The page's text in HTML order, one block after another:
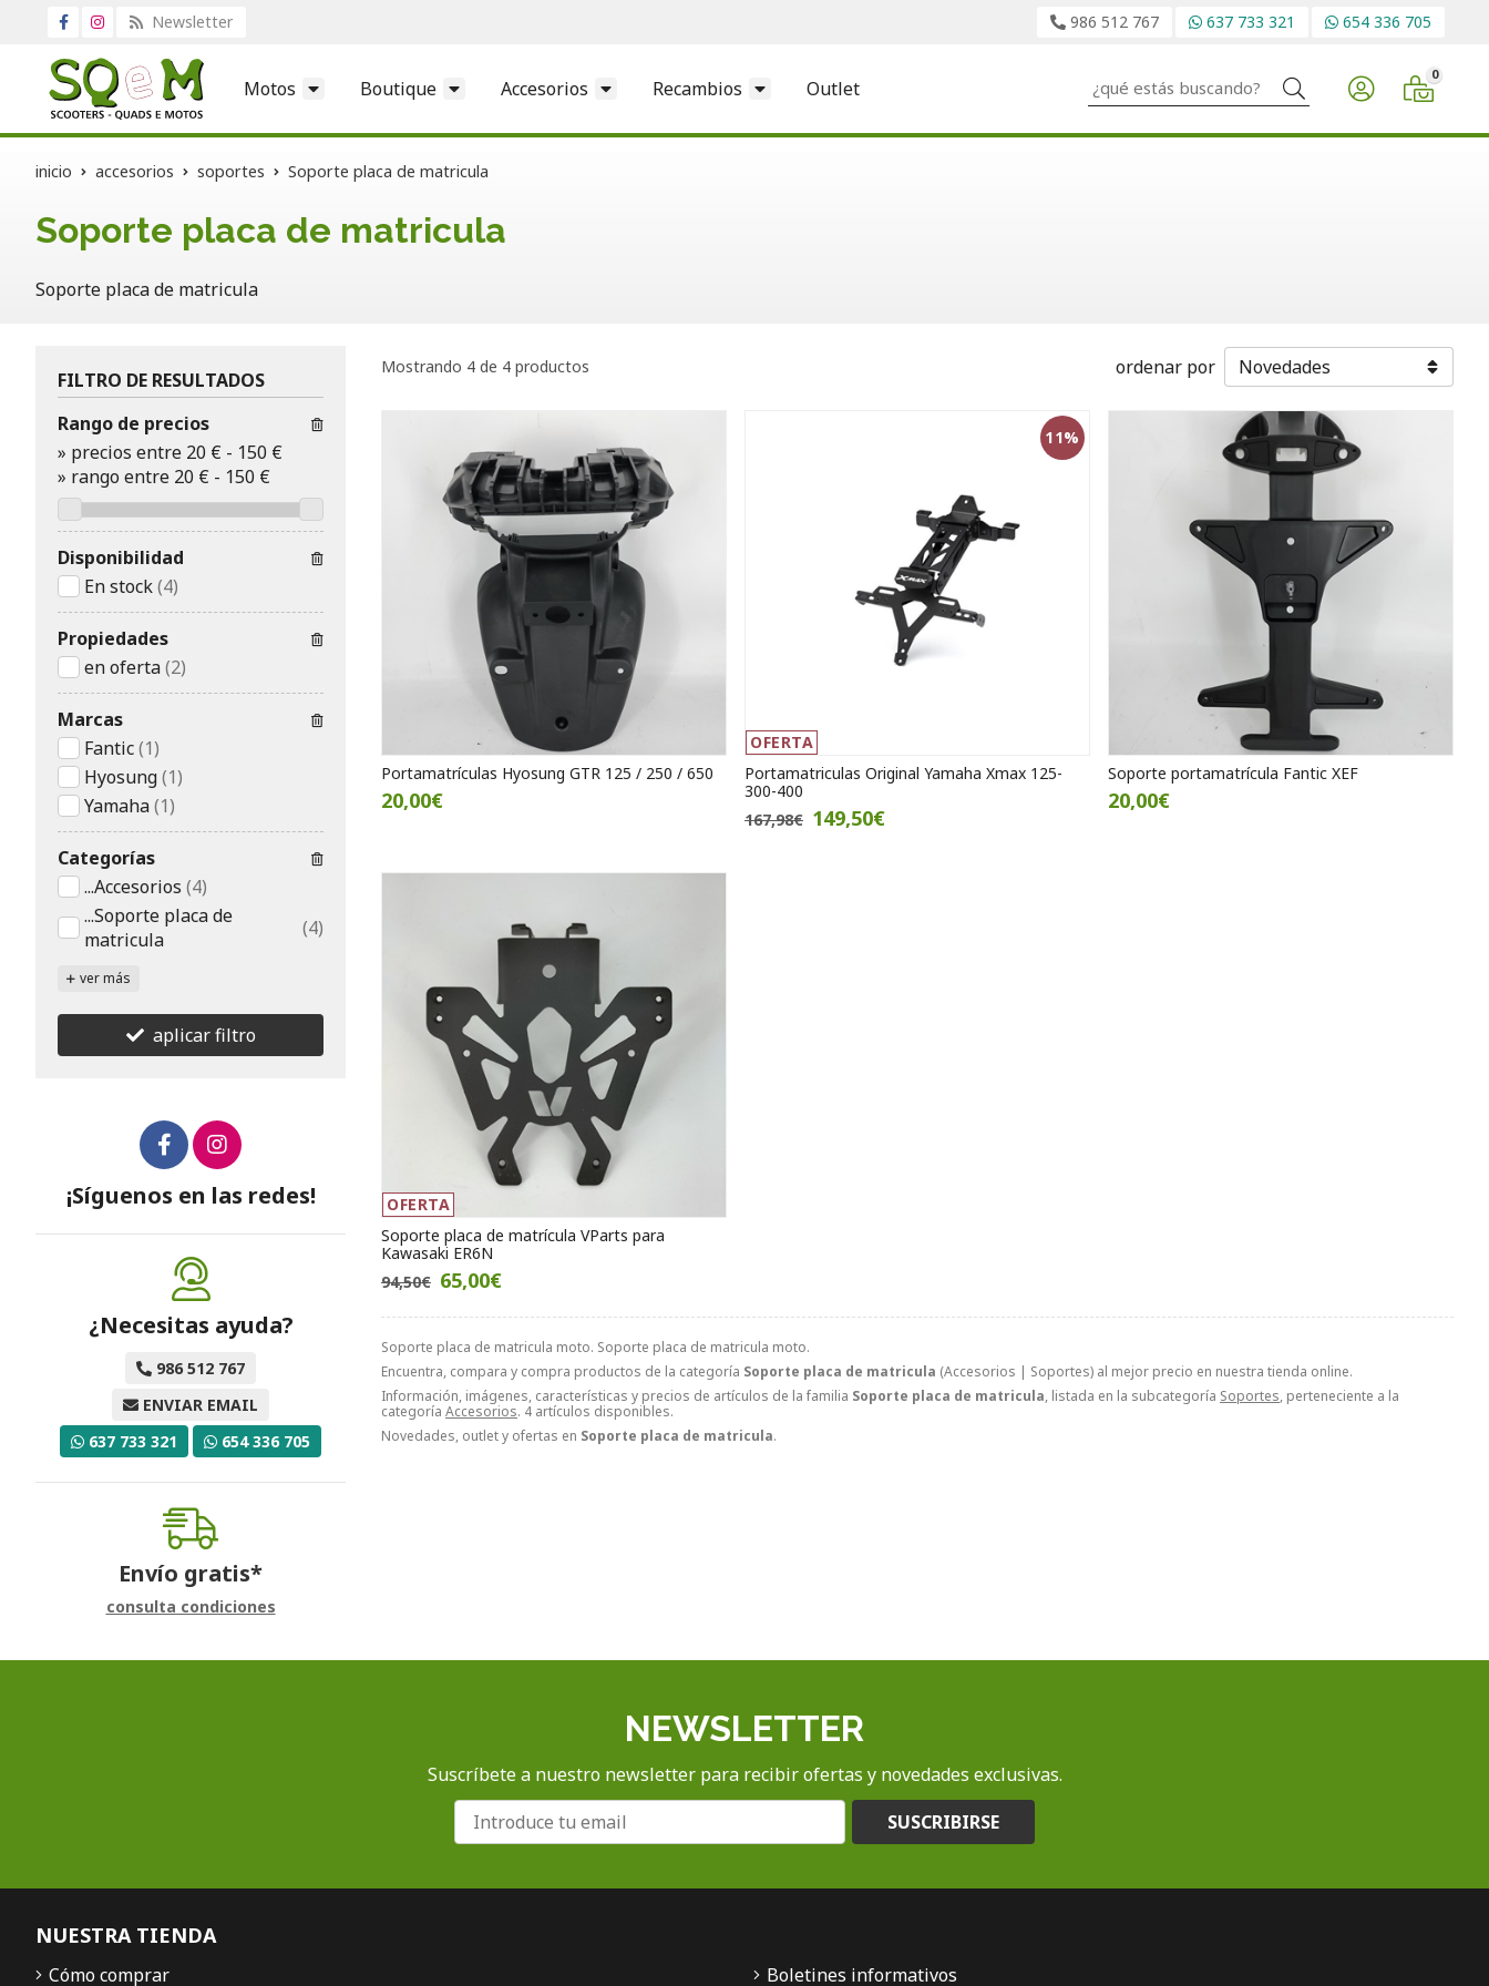
Newsletter 986 512 767 637 733 321 654 336 705
Motos Boutique Accesorios Recambios Outlet Buscar 0
inicio accesorios soportes Soporte placa de matricula
Soporte placa de matricula
Soporte placa de matricula
Soporte placa de matricula moto. Soporte placa de matricula moto.
Encuentra, compara y compra productos de la categoría Soporte placa de matricula (Accesorios | Soportes) al mejor precio en nuestra tienda online.
Información, imágenes, características y precios de artículos de la familia Soporte placa de matricula, listada en la subcategoría Soportes, perteneciente a la
categoría Accesorios. 4 artículos disponibles.
Novedades, outlet y ofertas en Soporte placa de matricula.
Mostrando 4 de 4 productos ordenar por
Portamatrículas Hyosung GTR 125 / 250 / 650
20,00€
11%
OFERTA
Portamatriculas Original Yamaha Xmax 125-
300-400
167,98€ 149,50€
Soporte portamatrícula Fantic XEF
20,00€
OFERTA
Soporte placa de matrícula VParts para
Kawasaki ER6N
94,50€ 65,00€
FILTRO DE RESULTADOS
Rango de precios
» precios entre 20 € - 150 €
» rango entre 20 € - 150 €
Disponibilidad
En stock(4)
Propiedades
en oferta(2)
Marcas
Fantic(1)
Hyosung(1)
Yamaha(1)
Categorías
...Accesorios (4)
...Soporte placa de
matricula
(4)
ver más
aplicar filtro
¡Síguenos en las redes!
¿Necesitas ayuda?
986 512 767
ENVIAR EMAIL
637 733 321
654 336 705
Envío gratis*
consulta condiciones
NEWSLETTER
Suscríbete a nuestro newsletter para recibir ofertas y novedades exclusivas.
SUSCRIBIRSE
NUESTRA TIENDA
Cómo comprar Boletines informativos